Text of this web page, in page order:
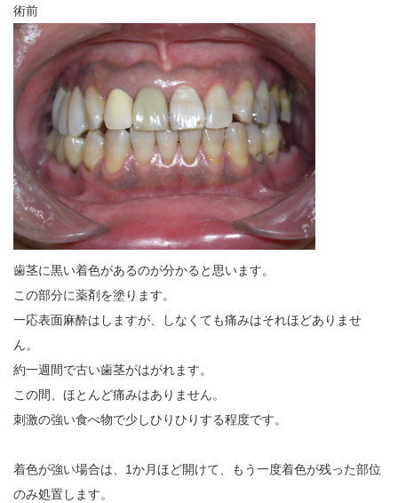
術前
歯茎に黒い着色があるのが分かると思います。
この部分に薬剤を塗ります。
一応表面麻酔はしますが、しなくても痛みはそれほどありませ
ん。
約一週間で古い歯茎がはがれます。
この間、ほとんど痛みはありません。
刺激の強い食べ物で少しひりひりする程度です。
着色が強い場合は、1か月ほど開けて、もう一度着色が残った部位
のみ処置します。